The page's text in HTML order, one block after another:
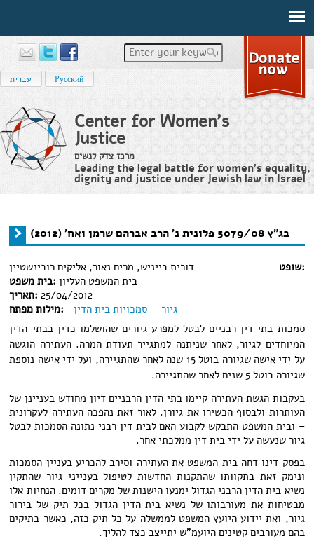
Enter your keywords
עברית Русский
Center for Women's
Justice
מרכז צדק לנשים
Leading the legal battle for women’s equality,
dignity and justice under Jewish law in Israel
You are here בג"ץ 5079/08 פלונית נ' הרב אברהם שרמן ואח' (2012)
שופט:
דורית בייניש, מרים נאור, אליקים רובינשטיין
בית משפט:בית המשפט העליון
תאריך:25/04/2012
מילות מפתח:
גיור
סמכויות בית הדין
סמכות בתי דין רבניים לבטל למפרע גיורים שהושלמו כדין בבתי הדין
המיוחדים לגיור, לאחר שניתנה למתגייר תעודת המרה. העתירה הוגשה
על ידי אישה שגיורה בוטל 15 שנה לאחר שהתגיירה, ועל ידי אישה נוספת
שגיורה בוטל 5 שנים לאחר שהתגיירה.
בעקבות הגשת העתירה קיימו בתי הדין הרבניים דיון מחודש בעניינן של
העותרות ולבסוף הכשירו את גיורן. לאור זאת נהפכה העתירה לעקרונית
– ובית המשפט התבקש לקבוע האם לבית דין רבני נתונה הסמכות לבטל
גיור שנעשה על ידי בית דין ממלכתי אחר.
בפסק דינו דחה בית המשפט את העתירה וסירב להכריע בעניין הסמכות
ונימק זאת בתקוותו שהתקנות החדשות לטיפול בענייני גיור שהתקין
נשיא בית הדין הרבני הגדול ימנעו הישנות של מקרים דומים. הנחיות אלו
מבטיחות את מעורבותו של נשיא בית הדין הגדול בכל תיק של בירור
גיור, ואת יידוע היועץ המשפט לממשלה על כל תיק כזה, כאשר בתיקים
בהם מעורבים קטינים היועמ"ש יתייצב כצד להליך.